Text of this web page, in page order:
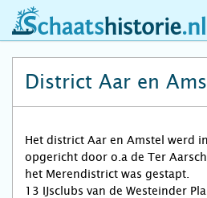
schaatshistorie.nl
District Aar en
Het district Aar en Amstel werd
opgericht door o.a de Ter
het Merendistrict was gestapt.
13 IJsclubs van de Westeinder